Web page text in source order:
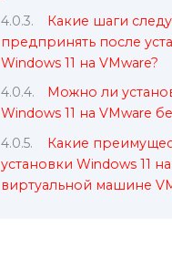
Какие шаги
предпринять после
Windows 11 на VMware?
Можно ли
Windows 11 на VMware
Какие
установки Windows 11 на
виртуальной машине